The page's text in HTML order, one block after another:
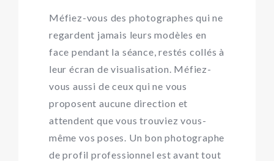
Méfiez-vous des photographes qui ne
regardent jamais leurs modèles en
face pendant la séance, restés collés à
leur écran de visualisation. Méfiez-
vous aussi de ceux qui ne vous
proposent aucune direction et
attendent que vous trouviez vous-
même vos poses. Un bon photographe
de profil professionnel est avant tout